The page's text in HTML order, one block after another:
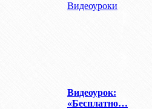
Видеоуроки
Видеоурок:
«Бесплатно…